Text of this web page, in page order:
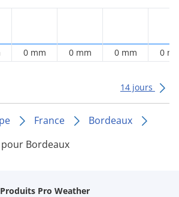
0 mm 0 mm 0 mm 0
14 jours
France
Bordeaux
Bordeaux
Produits Pro Weather